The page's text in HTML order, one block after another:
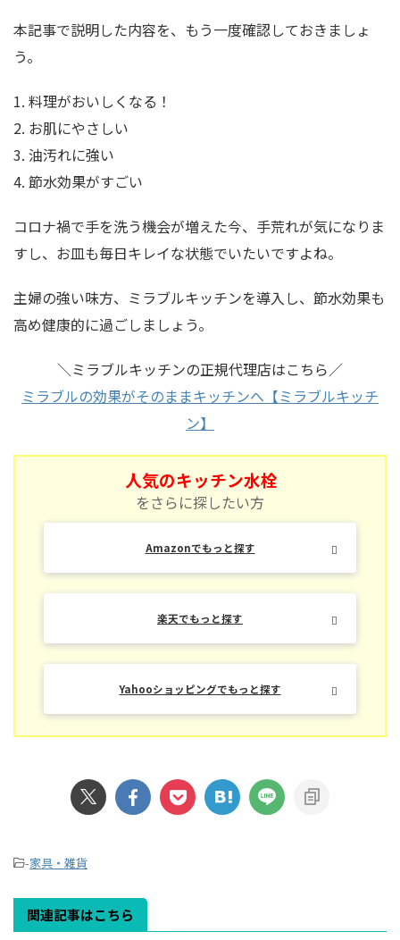
本記事で説明した内容を、もう一度確認しておきましょ
う。
1. 料理がおいしくなる！
2. お肌にやさしい
3. 油汚れに強い
4. 節水効果がすごい
コロナ禍で手を洗う機会が増えた今、手荒れが気になりま
すし、お皿も毎日キレイな状態でいたいですよね。
主婦の強い味方、ミラブルキッチンを導入し、節水効果も
高め健康的に過ごしましょう。
＼ミラブルキッチンの正規代理店はこちら／
ミラブルの効果がそのままキッチンへ【ミラブルキッチ
ン】
人気のキッチン水栓
をさらに探したい方
Amazonでもっと探す
楽天でもっと探す
Yahooショッピングでもっと探す
-家具・雑貨
関連記事はこちら